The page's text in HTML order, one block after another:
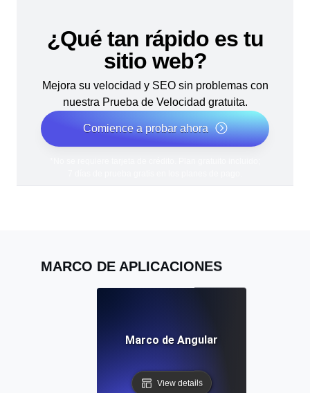
¿Qué tan rápido es tu
sitio web?
Mejora su velocidad y SEO sin problemas con
nuestra Prueba de Velocidad gratuita.
Comience a probar ahora
MARCO DE APLICACIONES
Marco de Angular
View details